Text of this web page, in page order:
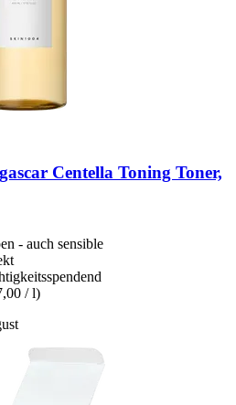
Centella Toning Toner,
- auch sensible
/ l)